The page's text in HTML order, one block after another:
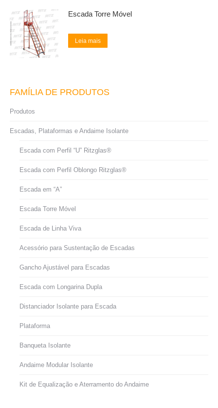
Escada Torre Móvel
Leia mais
FAMÍLIA DE PRODUTOS
Produtos
Escadas, Plataformas e Andaime Isolante
Escada com Perfil “U” Ritzglas®
Escada com Perfil Oblongo Ritzglas®
Escada em “A”
Escada Torre Móvel
Escada de Linha Viva
Acessório para Sustentação de Escadas
Gancho Ajustável para Escadas
Escada com Longarina Dupla
Distanciador Isolante para Escada
Plataforma
Banqueta Isolante
Andaime Modular Isolante
Kit de Equalização e Aterramento do Andaime